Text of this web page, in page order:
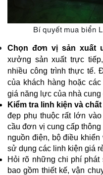
Bí quyết mua biển
Chọn đơn vị sản xuất
xưởng sản xuất trực
nhiều công trình thực tế.
của khách hàng hoặc
giá năng lực của nhà cung
Kiểm tra linh kiện và
đẹp phụ thuộc rất lớn
cầu đơn vị cung cấp
nguồn điện, bộ điều
sử dụng các linh kiện giá
Hỏi rõ những chi phí phát
bao gồm thiết kế, vận